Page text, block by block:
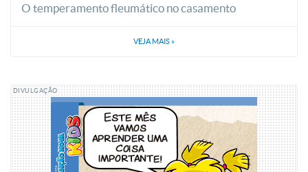
O temperamento fleumático no casamento
VEJA MAIS »
DIVULGAÇÃO